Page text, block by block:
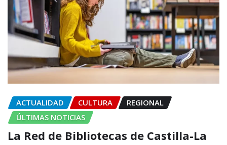
ACTUALIDAD CULTURA
REGIONAL
ÚLTIMAS NOTICIAS
La Red de Bibliotecas de Castilla-La